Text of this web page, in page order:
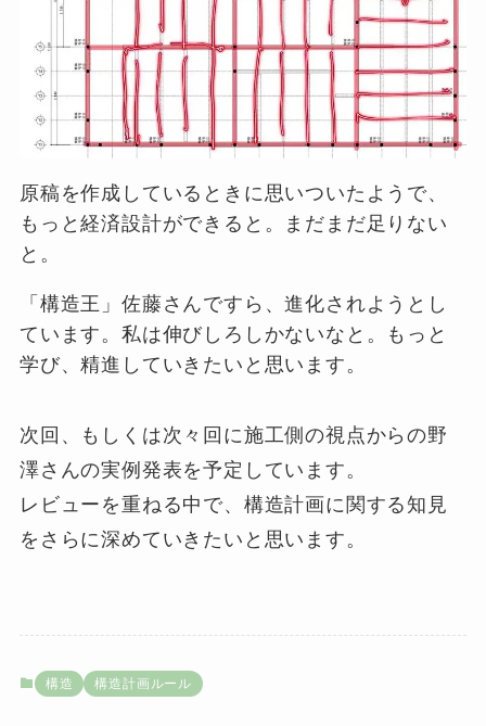
原稿を作成しているときに思いついたようで、
もっと経済設計ができると。まだまだ足りない
と。
「構造王」佐藤さんですら、進化されようとし
ています。私は伸びしろしかないなと。もっと
学び、精進していきたいと思います。
次回、もしくは次々回に施工側の視点からの野
澤さんの実例発表を予定しています。
レビューを重ねる中で、構造計画に関する知見
をさらに深めていきたいと思います。
構造 構造計画ルール